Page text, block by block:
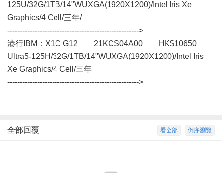
125U/32G/1TB/14"WUXGA(1920X1200)/Intel Iris Xe
Graphics/4 Cell/三年/
----------------------------------------------------->
港行IBM：X1C G12 21KCS04A00 HK$10650
Ultra5-125H/32G/1TB/14"WUXGA(1920X1200)/Intel Iris
Xe Graphics/4 Cell/三年
----------------------------------------------------->
倒序瀏覽
看全部
全部回覆